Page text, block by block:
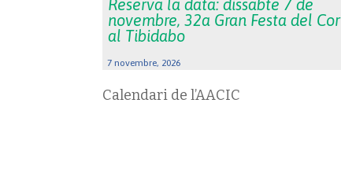
Reserva la data: dissabte 7 de
novembre, 32a Gran Festa del Cor
al Tibidabo
7 novembre, 2026
Calendari de l’AACIC